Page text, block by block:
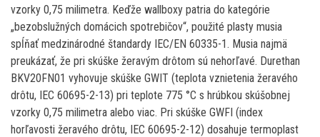
vzorky 0,75 milimetra. Keďže wallboxy patria do kategórie
„bezobslužných domácich spotrebičov“, použité plasty musia
spĺňať medzinárodné štandardy IEC/EN 60335-1. Musia najmä
preukázať, že pri skúške žeravým drôtom sú nehorľavé. Durethan
BKV20FN01 vyhovuje skúške GWIT (teplota vznietenia žeravého
drôtu, IEC 60695-2-13) pri teplote 775 °C s hrúbkou skúšobnej
vzorky 0,75 milimetra alebo viac. Pri skúške GWFI (index
horľavosti žeravého drôtu, IEC 60695-2-12) dosahuje termoplast